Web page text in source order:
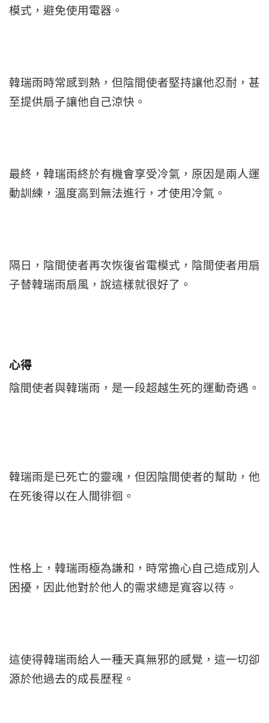
模式，避免使用電器。
韓瑞雨時常感到熱，但陰間使者堅持讓他忍耐，甚
至提供扇子讓他自己涼快。
最終，韓瑞雨終於有機會享受冷氣，原因是兩人運
動訓練，溫度高到無法進行，才使用冷氣。
隔日，陰間使者再次恢復省電模式，陰間使者用扇
子替韓瑞雨扇風，說這樣就很好了。
心得
陰間使者與韓瑞雨，是一段超越生死的運動奇遇。
韓瑞雨是已死亡的靈魂，但因陰間使者的幫助，他
在死後得以在人間徘徊。
性格上，韓瑞雨極為謙和，時常擔心自己造成別人
困擾，因此他對於他人的需求總是寬容以待。
這使得韓瑞雨給人一種天真無邪的感覺，這一切卻
源於他過去的成長歷程。